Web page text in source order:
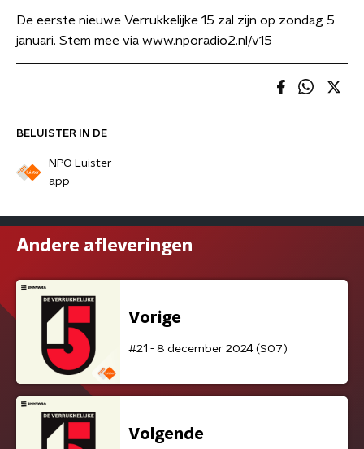
BELUISTER IN DE
NPO Luister
app
De eerste nieuwe Verrukkelijke 15 zal zijn op zondag 5
januari. Stem mee via www.nporadio2.nl/v15
Andere afleveringen
Vorige
#21 - 8 december 2024 (S07)
Volgende